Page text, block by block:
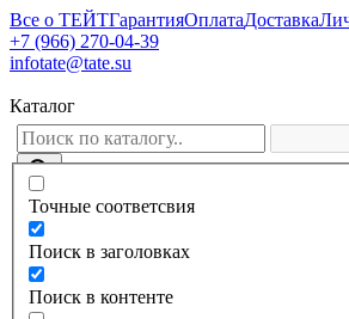
Все о ТЕЙТГарантияОплатаДоставка
+7 (966) 270-04-39
infotate@tate.su
Каталог
Точные соответсвия
Поиск в заголовках
Поиск в контенте